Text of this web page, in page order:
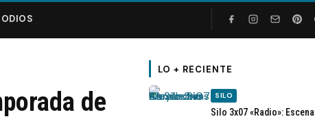
de
LO + RECIENTE
SILO
Silo 3x07 «Radio»: